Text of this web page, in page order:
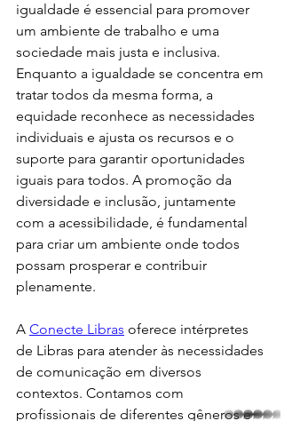
igualdade é essencial para promover
um ambiente de trabalho e uma
sociedade mais justa e inclusiva.
Enquanto a igualdade se concentra em
tratar todos da mesma forma, a
equidade reconhece as necessidades
individuais e ajusta os recursos e o
suporte para garantir oportunidades
iguais para todos. A promoção da
diversidade e inclusão, juntamente
com a acessibilidade, é fundamental
para criar um ambiente onde todos
possam prosperar e contribuir
plenamente.
A Conecte Libras oferece intérpretes
de Libras para atender às necessidades
de comunicação em diversos
contextos. Contamos com
profissionais de diferentes gêneros e
whatsapp